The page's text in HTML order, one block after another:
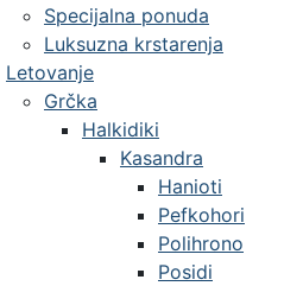
Specijalna ponuda
Luksuzna krstarenja
Letovanje
Grčka
Halkidiki
Kasandra
Hanioti
Pefkohori
Polihrono
Posidi